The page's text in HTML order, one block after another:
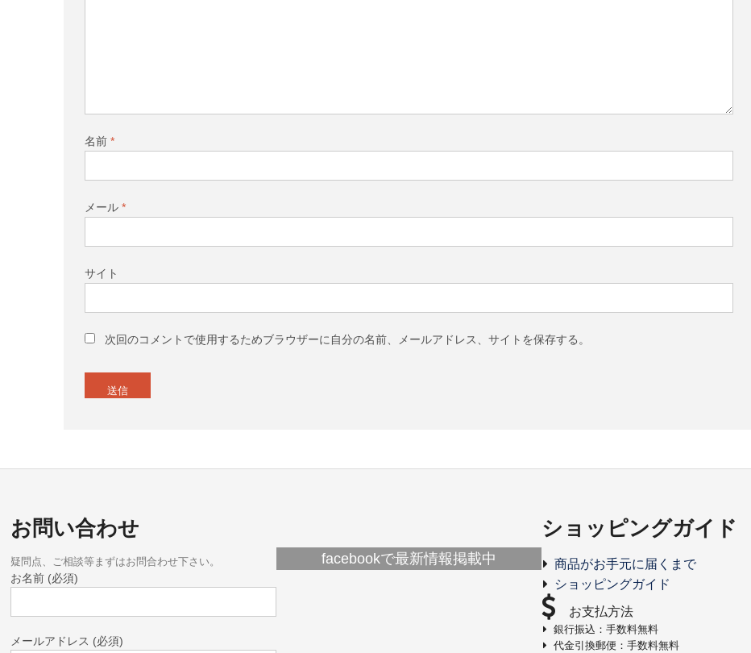
名前 *
メール *
サイト
次回のコメントで使用するためブラウザーに自分の名前、メールアドレス、サイトを保存する。
お問い合わせ
疑問点、ご相談等まずはお問合わせ下さい。
お名前 (必須)
メールアドレス (必須)
facebookで最新情報掲載中
ショッピングガイド
商品がお手元に届くまで
ショッピングガイド
お支払方法
銀行振込：手数料無料
代金引換郵便：手数料無料